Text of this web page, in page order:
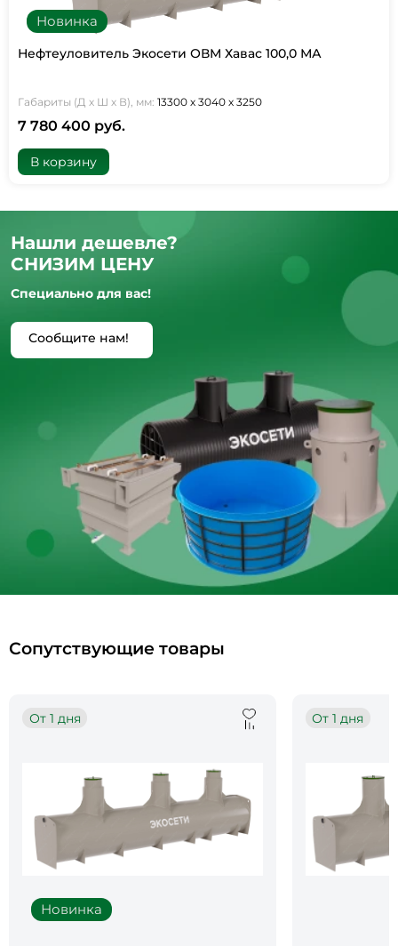
Новинка
Нефтеуловитель Экосети ОВМ Хавас 100,0 МА
Габариты (Д х Ш х В), мм: 13300 х 3040 х 3250
7 780 400 руб.
В корзину
Нашли дешевле?
СНИЗИМ ЦЕНУ
Специально для вас!
Сообщите нам!
Сопутствующие товары
Новинка
От 1 дня От 1 дня